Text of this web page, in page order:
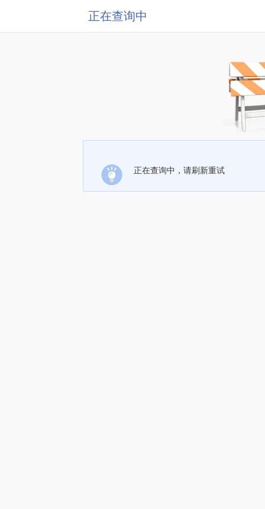
正在查询中
正在查询中，请刷新重试